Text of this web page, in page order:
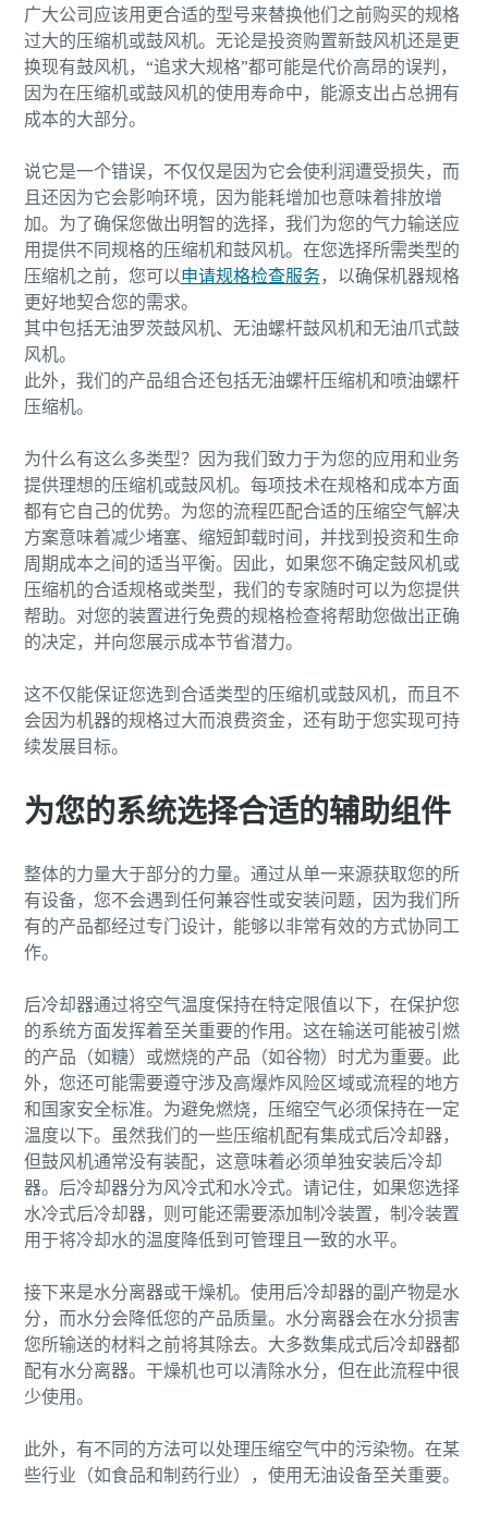
您需要了解的一切关于气力输送流程的信息
了解如何创建效率更高的气力输送流程。
了解详情
广大公司应该用更合适的型号来替换他们之前购买的规格
过大的压缩机或鼓风机。无论是投资购置新鼓风机还是更
换现有鼓风机，“追求大规格”都可能是代价高昂的误判，
因为在压缩机或鼓风机的使用寿命中，能源支出占总拥有
成本的大部分。
说它是一个错误，不仅仅是因为它会使利润遭受损失，而
且还因为它会影响环境，因为能耗增加也意味着排放增
加。为了确保您做出明智的选择，我们为您的气力输送应
用提供不同规格的压缩机和鼓风机。在您选择所需类型的
压缩机之前，您可以申请规格检查服务，以确保机器规格
更好地契合您的需求。
其中包括无油罗茨鼓风机、无油螺杆鼓风机和无油爪式鼓
风机。
此外，我们的产品组合还包括无油螺杆压缩机和喷油螺杆
压缩机。
为什么有这么多类型？因为我们致力于为您的应用和业务
提供理想的压缩机或鼓风机。每项技术在规格和成本方面
都有它自己的优势。为您的流程匹配合适的压缩空气解决
方案意味着减少堵塞、缩短卸载时间，并找到投资和生命
周期成本之间的适当平衡。因此，如果您不确定鼓风机或
压缩机的合适规格或类型，我们的专家随时可以为您提供
帮助。对您的装置进行免费的规格检查将帮助您做出正确
的决定，并向您展示成本节省潜力。
这不仅能保证您选到合适类型的压缩机或鼓风机，而且不
会因为机器的规格过大而浪费资金，还有助于您实现可持
续发展目标。
为您的系统选择合适的辅助组件
整体的力量大于部分的力量。通过从单一来源获取您的所
有设备，您不会遇到任何兼容性或安装问题，因为我们所
有的产品都经过专门设计，能够以非常有效的方式协同工
作。
后冷却器通过将空气温度保持在特定限值以下，在保护您
的系统方面发挥着至关重要的作用。这在输送可能被引燃
的产品（如糖）或燃烧的产品（如谷物）时尤为重要。此
外，您还可能需要遵守涉及高爆炸风险区域或流程的地方
和国家安全标准。为避免燃烧，压缩空气必须保持在一定
温度以下。虽然我们的一些压缩机配有集成式后冷却器，
但鼓风机通常没有装配，这意味着必须单独安装后冷却
器。后冷却器分为风冷式和水冷式。请记住，如果您选择
水冷式后冷却器，则可能还需要添加制冷装置，制冷装置
用于将冷却水的温度降低到可管理且一致的水平。
接下来是水分离器或干燥机。使用后冷却器的副产物是水
分，而水分会降低您的产品质量。水分离器会在水分损害
您所输送的材料之前将其除去。大多数集成式后冷却器都
配有水分离器。干燥机也可以清除水分，但在此流程中很
少使用。
此外，有不同的方法可以处理压缩空气中的污染物。在某
些行业（如食品和制药行业），使用无油设备至关重要。